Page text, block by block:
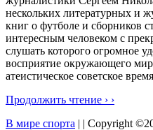
нескольких литературных и
книг о футболе и сборников
интересным человеком с
слушать которого огромное
восприятие окружающего
атеистическое советское время
Продолжить чтение › ›
В мире спорта | | Copyright